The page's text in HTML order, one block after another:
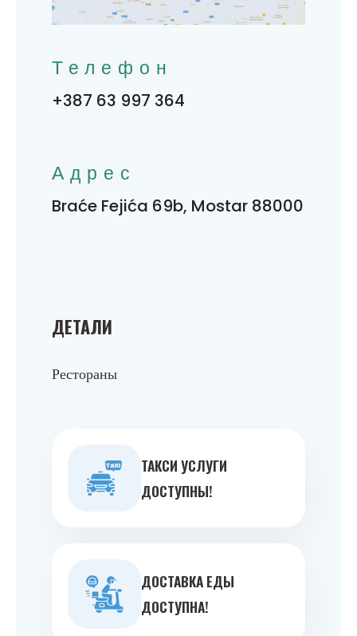
ДЕТАЛИ
Рестораны
ТАКСИ УСЛУГИ
ДОСТУПНЫ!
ДОСТАВКА ЕДЫ
ДОСТУПНА!
Телефон
+387 63 997 364
Адрес
Braće Fejića 69b, Mostar 88000